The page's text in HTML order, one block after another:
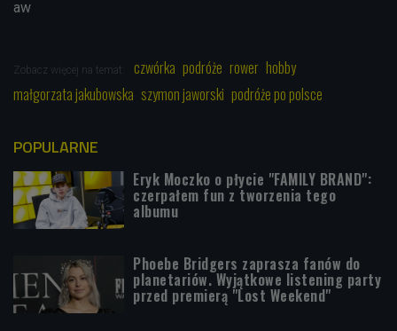
aw
Zobacz więcej na temat: czwórka podróże rower hobby
małgorzata jakubowska szymon jaworski podróże po polsce
POPULARNE
Eryk Moczko o płycie "FAMILY BRAND":
czerpałem fun z tworzenia tego
albumu
Phoebe Bridgers zaprasza fanów do
planetariów. Wyjątkowe listening party
przed premierą "Lost Weekend"